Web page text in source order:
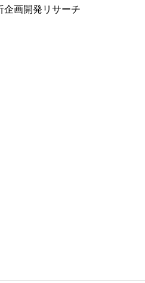
企画開発リサーチ